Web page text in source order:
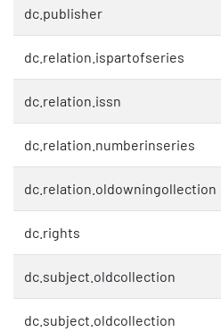
dc.publisher
dc.relation.ispartofseries
dc.relation.issn
dc.relation.numberinseries
dc.relation.oldowningollection
dc.rights
dc.subject.oldcollection
dc.subject.oldcollection